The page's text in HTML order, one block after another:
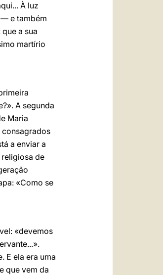
À luz
e também
a sua
martírio
A segunda
Maria
consagrados
a enviar a
religiosa de
«Como se
«devemos
E ela era uma
que vem da